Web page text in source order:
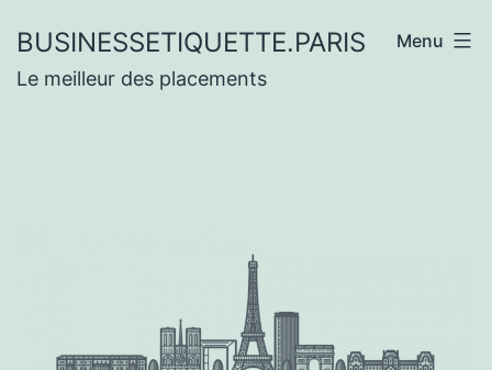
au
contenu
BUSINESSETIQUETTE.PARIS
Le meilleur des placements
Menu